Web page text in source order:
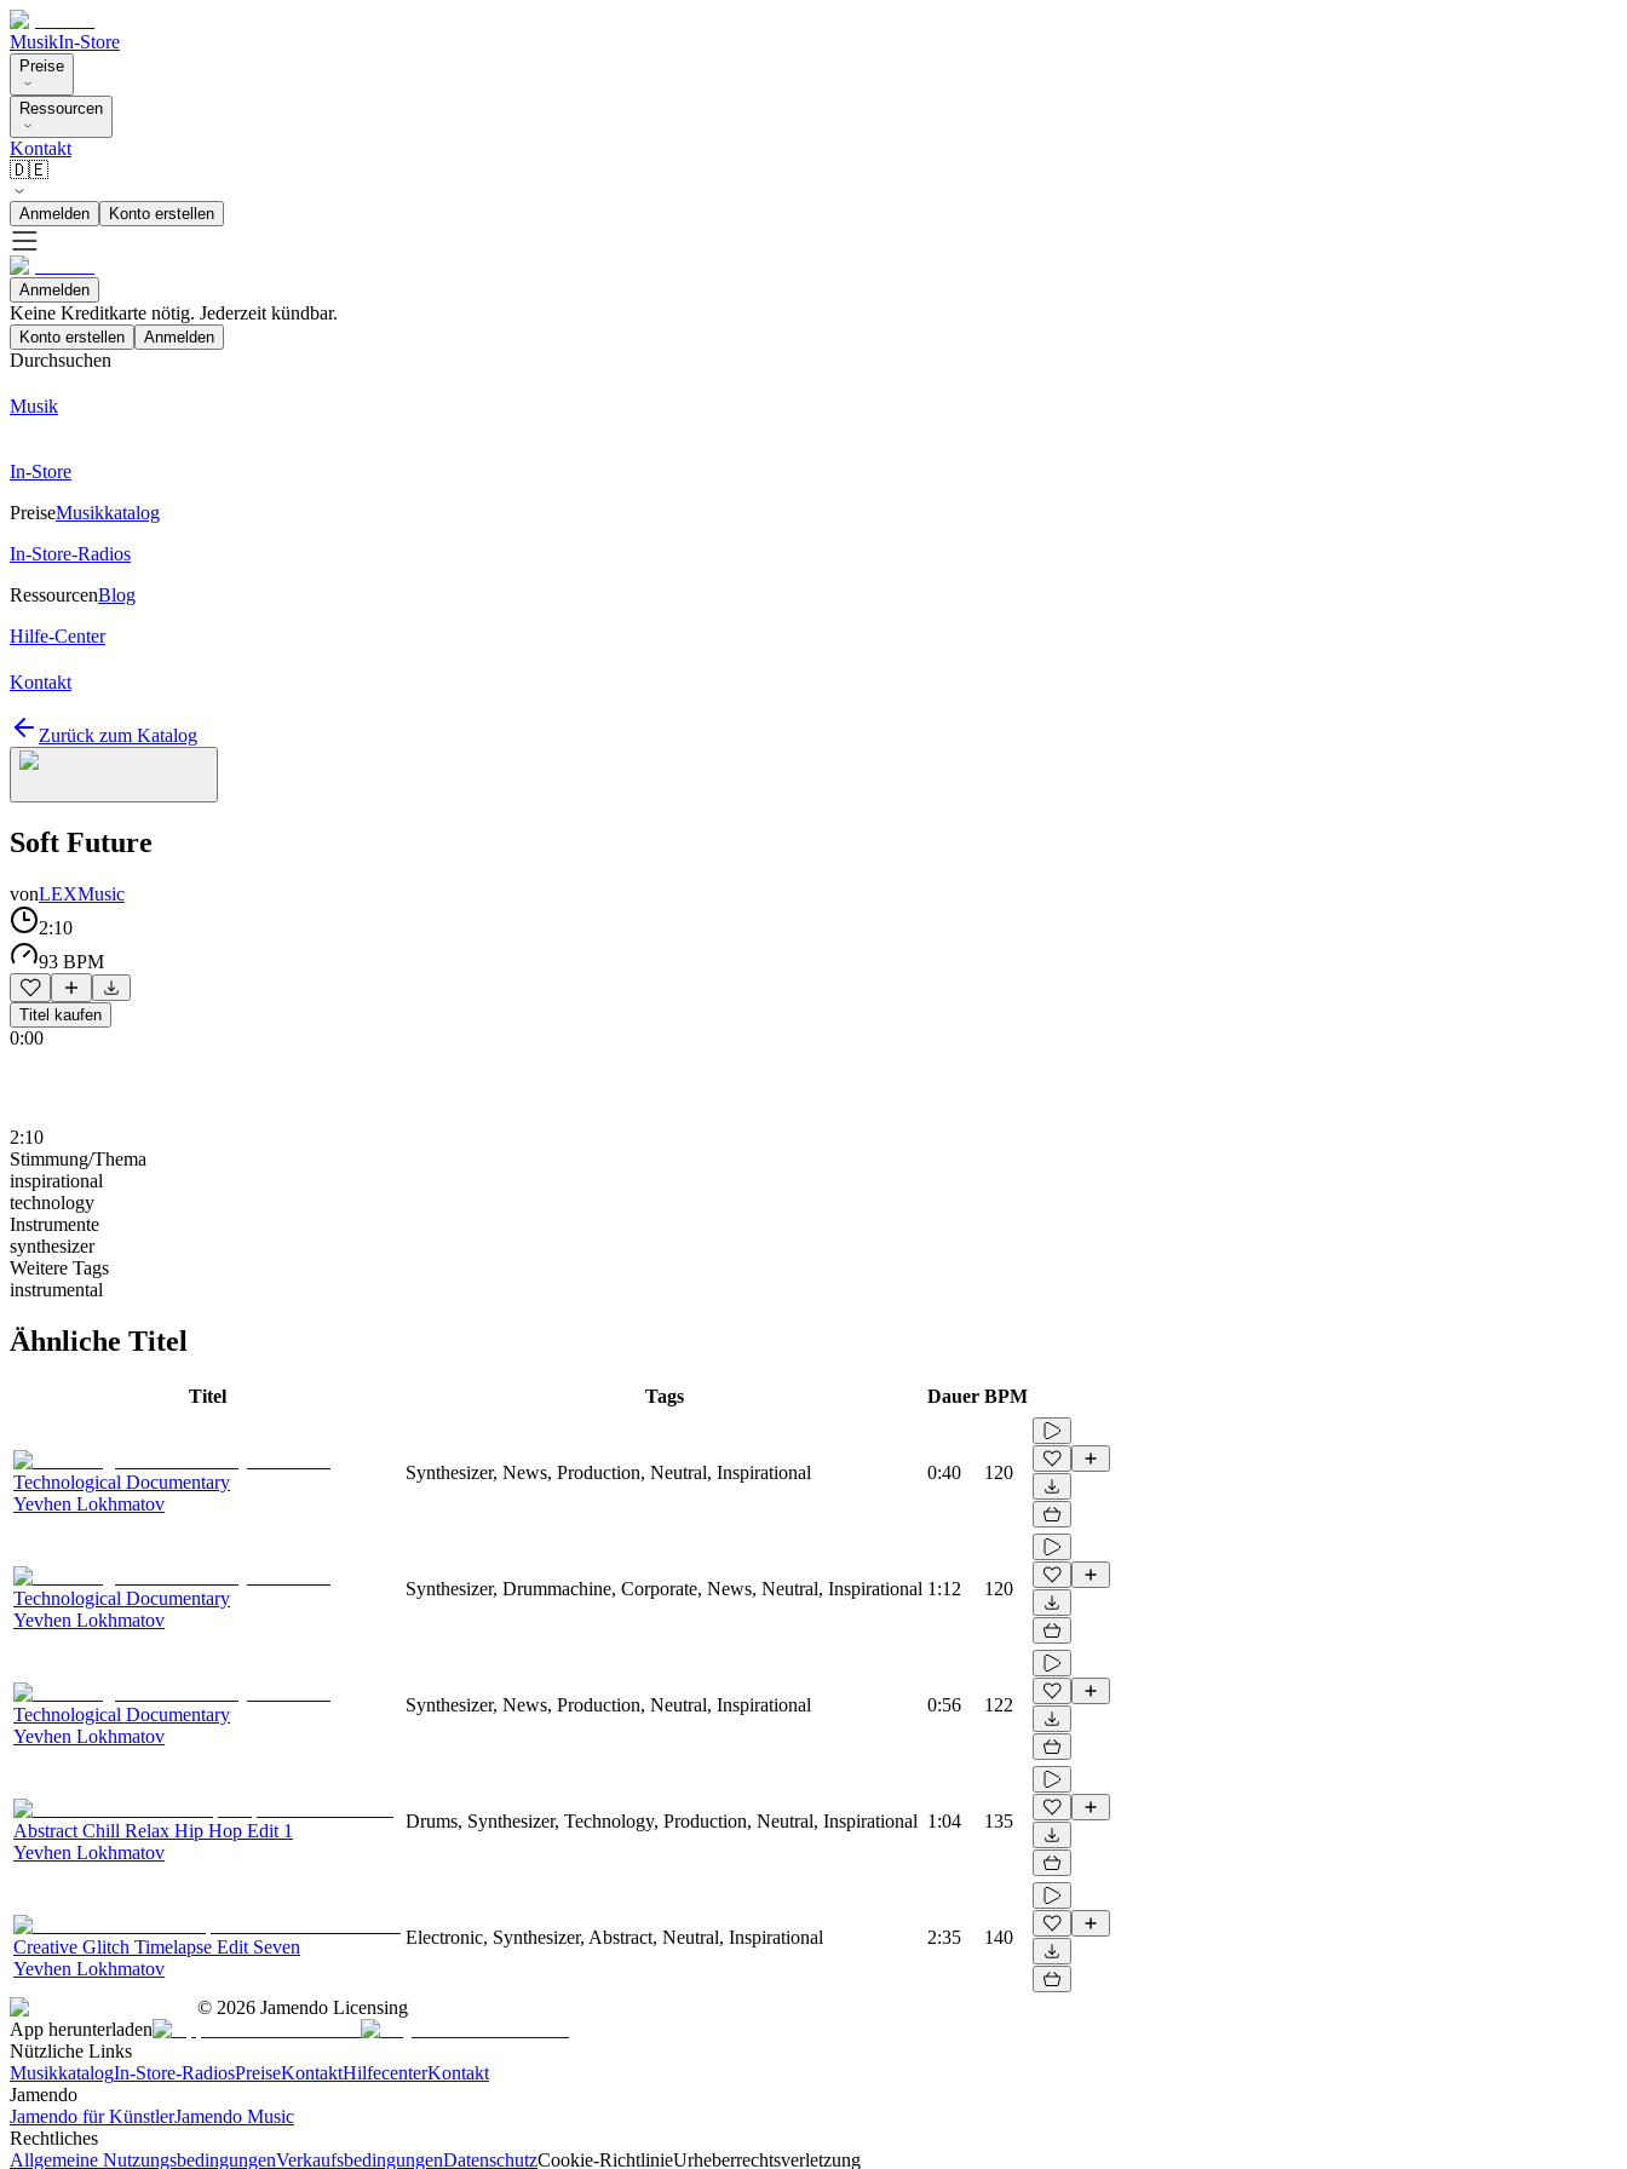
MusikIn-Store
Preise
Ressourcen
Kontakt
🇩🇪
Anmelden Konto erstellen
Anmelden
Keine Kreditkarte nötig. Jederzeit kündbar.
Konto erstellen Anmelden
Durchsuchen
Musik
In-Store
PreiseMusikkatalog
In-Store-Radios
RessourcenBlog
Hilfe-Center
Kontakt
Zurück zum Katalog
Soft Future
vonLEXMusic
2:10
93 BPM
Titel kaufen
0:00
2:10
Stimmung/Thema
inspirational
technology
Instrumente
synthesizer
Weitere Tags
instrumental
Ähnliche Titel
Titel Tags Dauer BPM
Technological Documentary
Yevhen Lokhmatov
Synthesizer, News, Production, Neutral, Inspirational 0:40 120
Technological Documentary
Yevhen Lokhmatov
Synthesizer, Drummachine, Corporate, News, Neutral, Inspirational 1:12 120
Technological Documentary
Yevhen Lokhmatov
Synthesizer, News, Production, Neutral, Inspirational 0:56 122
Abstract Chill Relax Hip Hop Edit 1
Yevhen Lokhmatov
Drums, Synthesizer, Technology, Production, Neutral, Inspirational 1:04 135
Creative Glitch Timelapse Edit Seven
Yevhen Lokhmatov
Electronic, Synthesizer, Abstract, Neutral, Inspirational 2:35 140
© 2026 Jamendo Licensing
App herunterladen
Nützliche Links
MusikkatalogIn-Store-RadiosPreiseKontaktHilfecenterKontakt
Jamendo
Jamendo für KünstlerJamendo Music
Rechtliches
Allgemeine NutzungsbedingungenVerkaufsbedingungenDatenschutzCookie-RichtlinieUrheberrechtsverletzung